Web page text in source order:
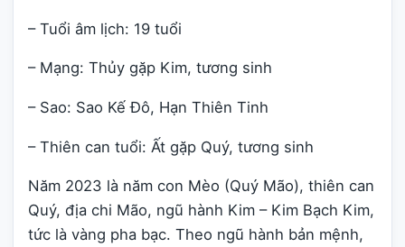
– Tuổi âm lịch: 19 tuổi
– Mạng: Thủy gặp Kim, tương sinh
– Sao: Sao Kế Đô, Hạn Thiên Tinh
– Thiên can tuổi: Ất gặp Quý, tương sinh
Năm 2023 là năm con Mèo (Quý Mão), thiên can
Quý, địa chi Mão, ngũ hành Kim – Kim Bạch Kim,
tức là vàng pha bạc. Theo ngũ hành bản mệnh,